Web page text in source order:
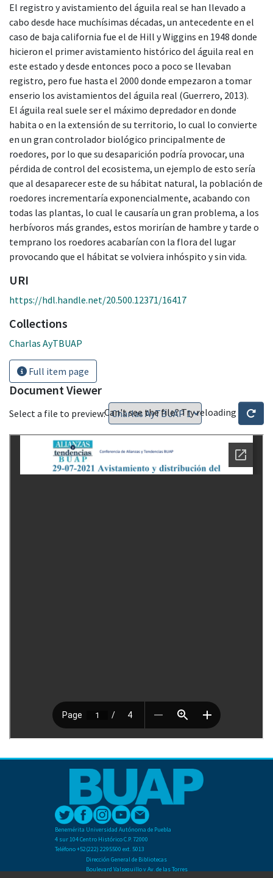
El registro y avistamiento del águila real se han llevado a
cabo desde hace muchísimas décadas, un antecedente en el
caso de baja california fue el de Hill y Wiggins en 1948 donde
hicieron el primer avistamiento histórico del águila real en
este estado y desde entonces poco a poco se llevaban
registro, pero fue hasta el 2000 donde empezaron a tomar
enserio los avistamientos del águila real (Guerrero, 2013).
El águila real suele ser el máximo depredador en donde
habita o en la extensión de su territorio, lo cual lo convierte
en un gran controlador biológico principalmente de
roedores, por lo que su desaparición podría provocar, una
pérdida de control del ecosistema, un ejemplo de esto sería
que al desaparecer este de su hábitat natural, la población de
roedores incrementaría exponencialmente, acabando con
todas las plantas, lo cual le causaría un gran problema, a los
herbívoros más grandes, estos morirían de hambre y tarde o
temprano los roedores acabarían con la flora del lugar
provocando que el hábitat se volviera inhóspito y sin vida.
URI
https://hdl.handle.net/20.500.12371/16417
Collections
Charlas AyTBUAP
Full item page
Document Viewer
Select a file to preview:Can't see the file? Try reloading
Benemérita Universidad Autónoma de Puebla
4 sur 104 Centro Histórico C.P. 72000
Teléfono +52(222) 2295500 ext. 5013
Dirección General de Bibliotecas
Boulevard Valsequillo y Av. de las Torres